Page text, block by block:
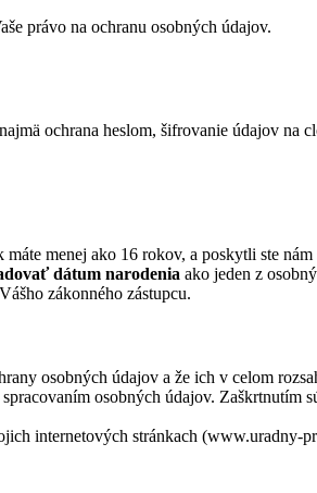
právo na ochranu osobných údajov.
ochrana heslom, šifrovanie údajov na
menej ako 16 rokov, a poskytli ste nám
dátum narodenia ako jeden z
zákonného zástupcu.
osobných údajov a že ich v celom
osobných údajov. Zaškrtnutím
internetových stránkach (www.uradny-